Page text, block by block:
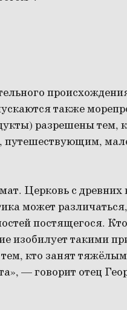
также
разрешены тем,
путешествующим,
Церковь с
может
постящегося.
изобилует такими
кто занят
— говорит отец